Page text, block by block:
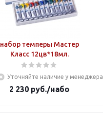
набор темперы Мастер
Класс 12цв*18мл.
Уточняйте наличие у менеджера
2 230 руб./набо